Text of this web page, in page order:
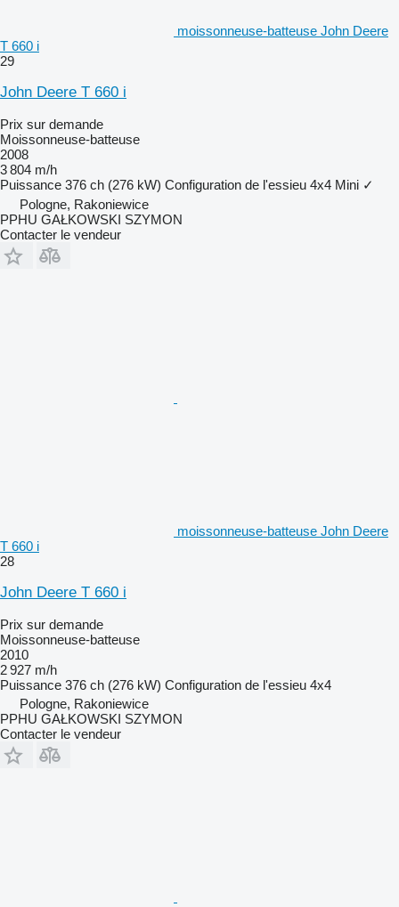
moissonneuse-batteuse John Deere
T 660 i
29
John Deere T 660 i
Prix sur demande
Moissonneuse-batteuse
2008
3 804 m/h
Puissance 376 ch (276 kW) Configuration de l'essieu 4x4 Mini ✓
Pologne, Rakoniewice
PPHU GAŁKOWSKI SZYMON
Contacter le vendeur
moissonneuse-batteuse John Deere
T 660 i
28
John Deere T 660 i
Prix sur demande
Moissonneuse-batteuse
2010
2 927 m/h
Puissance 376 ch (276 kW) Configuration de l'essieu 4x4
Pologne, Rakoniewice
PPHU GAŁKOWSKI SZYMON
Contacter le vendeur